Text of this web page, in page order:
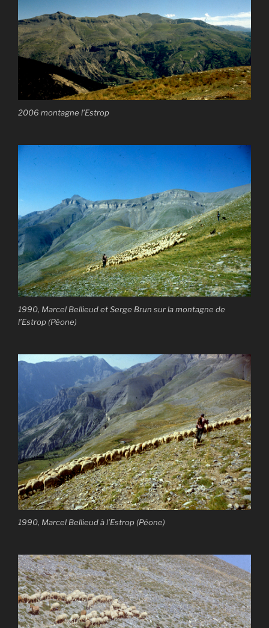
2006 montagne l’Estrop
1990, Marcel Bellieud et Serge Brun sur la montagne de
l’Estrop (Péone)
1990, Marcel Bellieud à l’Estrop (Péone)